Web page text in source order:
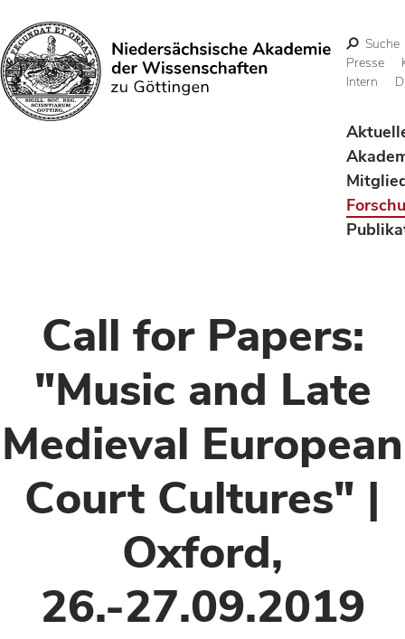
Suchen
Suche
Presse
Intern
Call for Papers:
"Music and Late
Medieval European
Court Cultures" |
Oxford,
26.-27.09.2019